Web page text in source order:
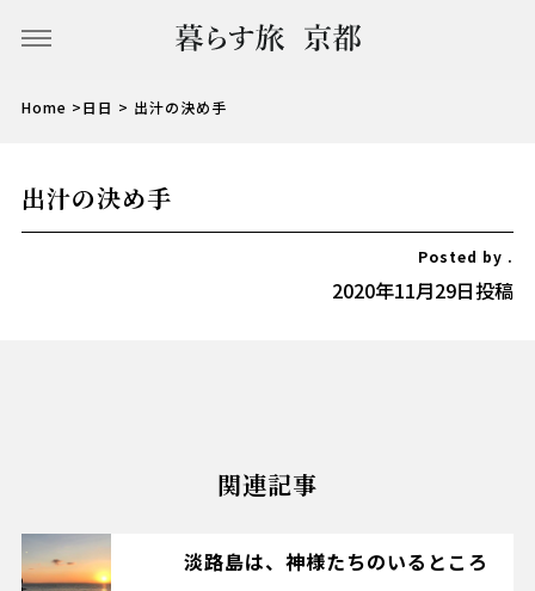
Home >日日 > 出汁の決め手
出汁の決め手
Posted by .
2020年11月29日投稿
関連記事
淡路島は、神様たちのいるところ